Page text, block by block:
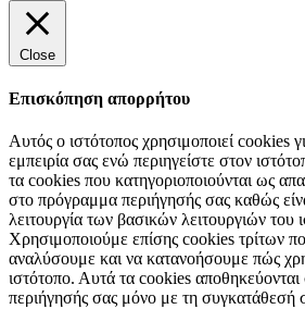
Close
Επισκόπηση απορρήτου
Αυτός ο ιστότοπος χρησιμοποιεί cookies
εμπειρία σας ενώ περιηγείστε στον
τα cookies που κατηγοριοποιούνται ως
στο πρόγραμμα περιήγησής σας καθώς
λειτουργία των βασικών λειτουργιών του
Χρησιμοποιούμε επίσης cookies τρίτων
αναλύσουμε και να κατανοήσουμε πώς
ιστότοπο. Αυτά τα cookies
περιήγησής σας μόνο με τη συγκατάθεσή